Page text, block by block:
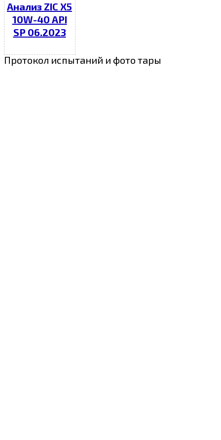
Анализ ZIC X5
10W-40 API
SP 06.2023
Протокол испытаний и фото тары